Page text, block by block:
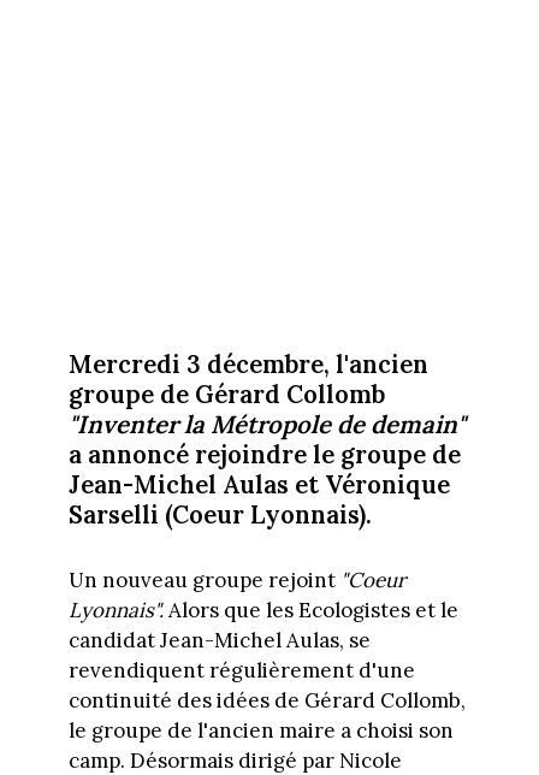
Mercredi 3 décembre, l'ancien
groupe de Gérard Collomb
"Inventer la Métropole de demain"
a annoncé rejoindre le groupe de
Jean-Michel Aulas et Véronique
Sarselli (Coeur Lyonnais).
Un nouveau groupe rejoint "Coeur
Lyonnais".Alors que les Ecologistes et le
candidat Jean-Michel Aulas, se
revendiquent régulièrement d'une
continuité des idées de Gérard Collomb,
le groupe de l'ancien maire a choisi son
camp. Désormais dirigé par Nicole